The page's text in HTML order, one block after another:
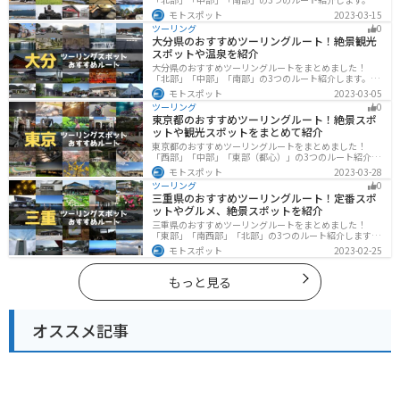
ツネ村や広大な山や滝、湖などを歴史や自然を満喫する
ツーリングができます。バイクで宮城県にツーリングに
行く際は参考にしてください。
モトスポット
2023-03-15
ツーリング
0
大分県のおすすめツーリングルート！絶景観光
スポットや温泉を紹介
大分県のおすすめツーリングルートをまとめました！
「北部」「中部」「南部」の3つのルート紹介します。阿
蘇の雄大な自然を満喫できるスポットや温泉を満喫する
ツーリングができます。バイクで大分県にツーリングに
行く際は参考にしてください。
モトスポット
2023-03-05
ツーリング
0
東京都のおすすめツーリングルート！絶景スポ
ットや観光スポットをまとめて紹介
東京都のおすすめツーリングルートをまとめました！
「西部」「中部」「東部（都心）」の3つのルート紹介し
ます。西に行けば奥多摩の自然、東に行けば都心スポッ
トと、自然も街も楽しめるスポットが多数あります。バ
イクで東京都にツーリングに行く際は参考にしてくださ
い。
モトスポット
2023-03-28
ツーリング
0
三重県のおすすめツーリングルート！定番スポ
ットやグルメ、絶景スポットを紹介
三重県のおすすめツーリングルートをまとめました！
「東部」「南西部」「北部」の3つのルート紹介します。
標高の高いスカイラインからリアス式海岸まであるの
で、飽きることなくツーリングを堪能できます。バイク
で三重県にツーリングに行く際は参考にしてください。
モトスポット 2023-02-25
もっと見る
オススメ記事